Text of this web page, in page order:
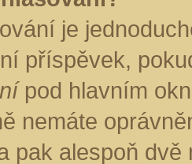
je
příspěvek,
pod hlavním
nemáte
pak alespoň